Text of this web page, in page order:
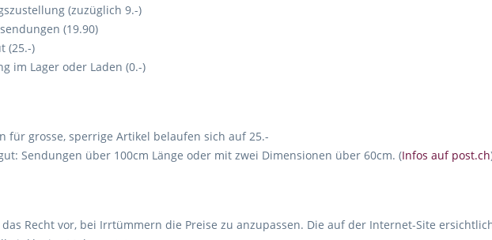
(zuzüglich 9.-)
(19.90)
(25.-)
im Lager oder Laden (0.-)
für grosse, sperrige Artikel belaufen sich auf 25.-
Sendungen über 100cm Länge oder mit zwei Dimensionen über 60cm. (Infos auf post.ch
Recht vor, bei Irrtümmern die Preise zu anzupassen. Die auf der Internet-Site